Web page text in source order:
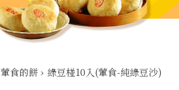
葷食的餅 › 綠豆椪10入(葷食-純綠豆沙)